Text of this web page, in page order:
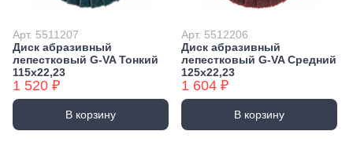
Арт. 5511207
Диск абразивный
лепестковый G-VA Тонкий
115х22,23
1 520 ₽
В корзину
Арт. 5512206
Диск абразивный
лепестковый G-VA Средний
125х22,23
1 604 ₽
В корзину